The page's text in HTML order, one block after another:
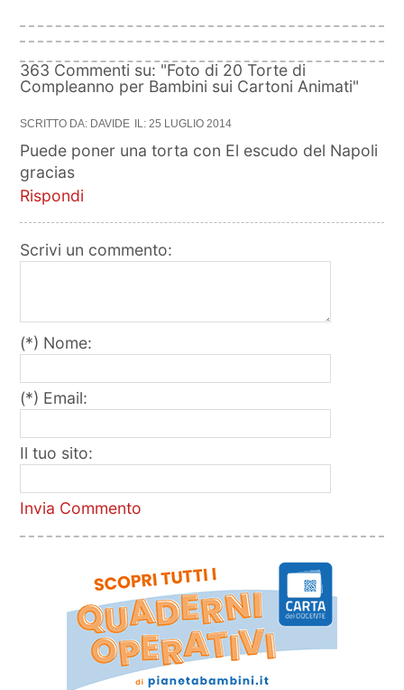
363 Commenti su: "Foto di 20 Torte di
Compleanno per Bambini sui Cartoni Animati"
SCRITTO DA: DAVIDE IL: 25 LUGLIO 2014
Puede poner una torta con El escudo del Napoli
gracias
Rispondi
Scrivi un commento:
(*) Nome:
(*) Email:
Il tuo sito:
Invia Commento